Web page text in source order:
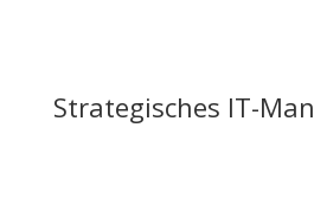
Strategisches IT-